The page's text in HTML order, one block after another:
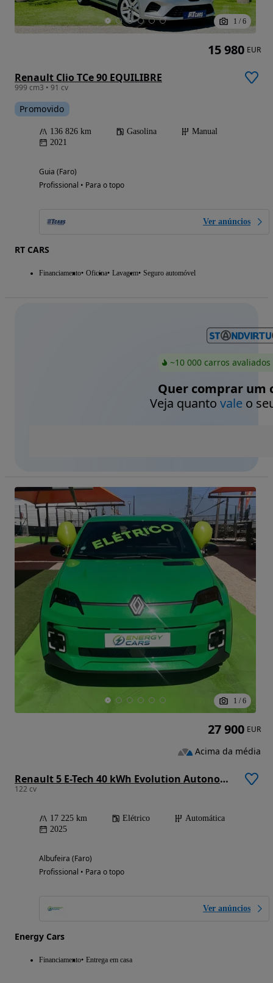
1 / 6
Renault Clio TCe 90 EQUILIBRE
999 cm3 • 91 cv
Promovido
136 826 km Gasolina
Manual
2021
Guia (Faro)
Profissional • Para o topo
Ver anúncios
RT CARS
Financiamento Oficina Lavagem Seguro automóvel
15 980 EUR
~10 000 carros
Quer comprar um
Veja quanto valeo
1 / 6
Renault 5 E-Tech 40 kWh Evolution Autonomia Urbana
122 cv
17 225 km Elétrico
Automática
2025
Albufeira (Faro)
Profissional • Para o topo
Ver anúncios
Energy Cars
Financiamento Entrega em casa
27 900 EUR
Acima da média